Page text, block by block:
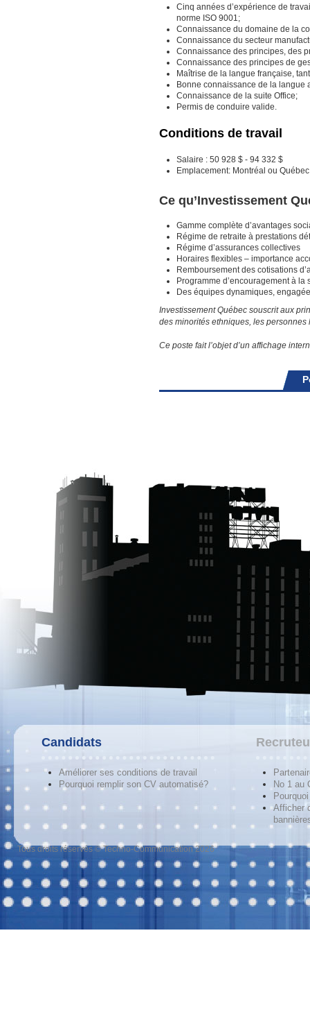
Cinq années d’expérience de
norme ISO 9001;
Connaissance du domaine de la
Connaissance du secteur
Connaissance des principes, des
Connaissance des principes de
Maîtrise de la langue française, tant
Bonne connaissance de la langue
Connaissance de la suite Office;
Permis de conduire valide.
Conditions de travail
Salaire : 50 928 $ - 94 332 $
Emplacement: Montréal ou
Ce qu’Investissement
Gamme complète d’avantages
Régime de retraite à prestations
Régime d’assurances collectives
Horaires flexibles – importance
Remboursement des cotisations
Programme d’encouragement à
Des équipes dynamiques,
Investissement Québec souscrit aux
des minorités ethniques, les
Ce poste fait l’objet d’un affichage
Candidats
Améliorer ses conditions de travail
Pourquoi remplir son CV automatisé?
No 1 au
Afficher
Tous droits réservés © Techno-Communication 2026